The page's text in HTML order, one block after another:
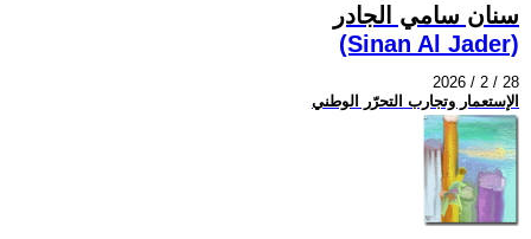
سنان سامي الجادر
(Sinan Al Jader)
2026 / 2 / 28
الإستعمار وتجارب التحرّر الوطني